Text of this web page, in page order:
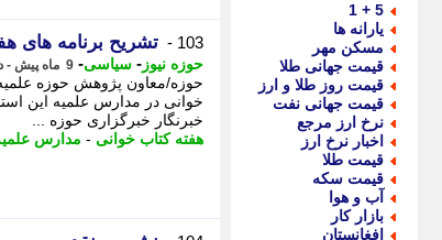
5 + 1
یارانه ها
مسکن مهر
قیمت جهانی طلا
قیمت روز طلا و ارز
قیمت جهانی نفت
نرخ ارز مرجع
اخبار نرخ ارز
قیمت طلا
قیمت سکه
آب و هوا
بازار کار
افغانستان
103 - تشریح برنامه های
حوزه نیوز - سیاسی- 9 ماه پیش - دوشنبه 26 آبان 1404، 11:57
حوزه/معاون پژوهش حوزه
خوانی در مدارس علمیه این
خبرنگار خبرگزاری حوزه ...
هفته کتاب خوانی - مدارس